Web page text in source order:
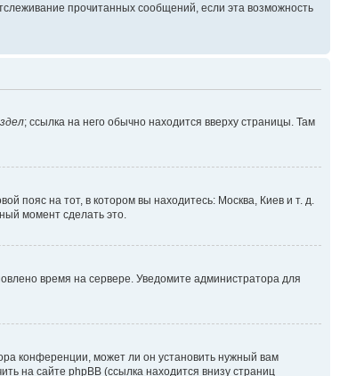
прочитанных сообщений, если эта возможность
; ссылка на него обычно находится вверху страницы. Там
пояс на тот, в котором вы находитесь: Москва, Киев и т. д.
момент сделать это.
время на сервере. Уведомите администратора для
конференции, может ли он установить нужный вам
на сайте phpBB (ссылка находится внизу страниц